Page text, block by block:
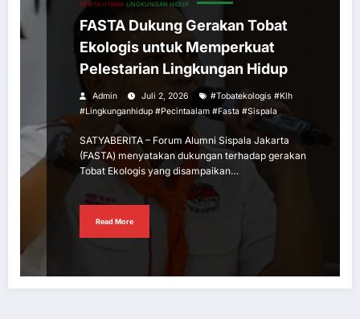
BERITA UTAMA LINGKUNGAN HIDUP
FASTA Dukung Gerakan Tobat
Ekologis untuk Memperkuat
Pelestarian Lingkungan Hidup
Admin Juli 2, 2026
#tobatekologis #klh
#lingkunganhidup #pecintaalam #fasta #sispala
SATYABERITA – Forum Alumni Sispala Jakarta
(FASTA) menyatakan dukungan terhadap gerakan
Tobat Ekologis yang disampaikan…
Read More